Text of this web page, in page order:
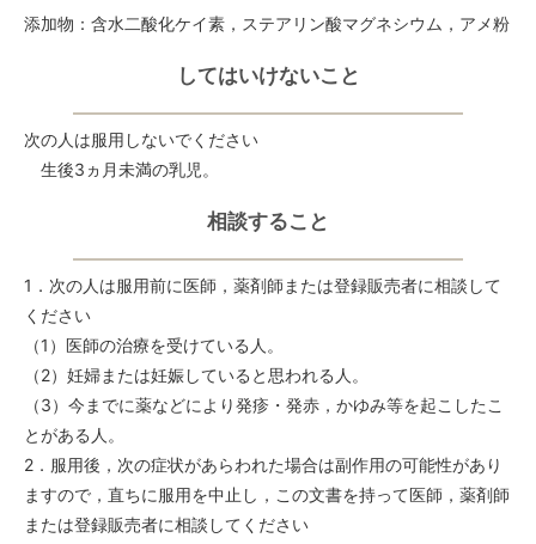
添加物：含水二酸化ケイ素，ステアリン酸マグネシウム，アメ粉
してはいけないこと
次の人は服用しないでください
生後3ヵ月未満の乳児。
相談すること
1．次の人は服用前に医師，薬剤師または登録販売者に相談して
ください
（1）医師の治療を受けている人。
（2）妊婦または妊娠していると思われる人。
（3）今までに薬などにより発疹・発赤，かゆみ等を起こしたこ
とがある人。
2．服用後，次の症状があらわれた場合は副作用の可能性があり
ますので，直ちに服用を中止し，この文書を持って医師，薬剤師
または登録販売者に相談してください